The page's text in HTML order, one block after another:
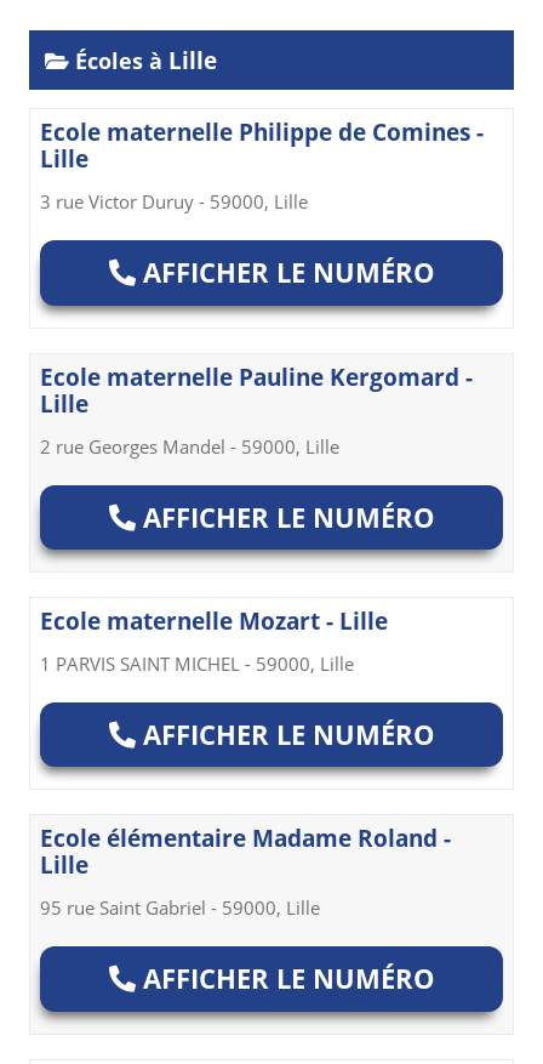
Écoles à Lille
Ecole maternelle Philippe de Comines -
Lille
3 rue Victor Duruy - 59000, Lille
AFFICHER LE NUMÉRO
Ecole maternelle Pauline Kergomard -
Lille
2 rue Georges Mandel - 59000, Lille
AFFICHER LE NUMÉRO
Ecole maternelle Mozart - Lille
1 PARVIS SAINT MICHEL - 59000, Lille
AFFICHER LE NUMÉRO
Ecole élémentaire Madame Roland -
Lille
95 rue Saint Gabriel - 59000, Lille
AFFICHER LE NUMÉRO